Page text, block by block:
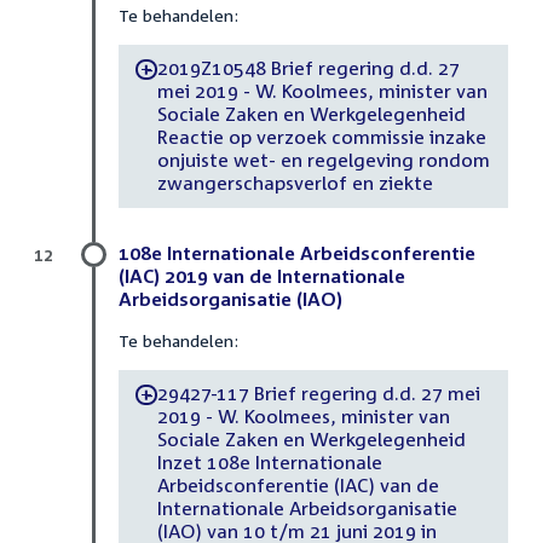
Te behandelen:
-2019Z10548 Brief regering d.d. 27
mei 2019 - W. Koolmees, minister van
Sociale Zaken en Werkgelegenheid
Reactie op verzoek commissie inzake
onjuiste wet- en regelgeving rondom
zwangerschapsverlof en ziekte
108e Internationale Arbeidsconferentie
(IAC) 2019 van de Internationale
Arbeidsorganisatie (IAO)
Te behandelen:
-29427-117 Brief regering d.d. 27 mei
2019 - W. Koolmees, minister van
Sociale Zaken en Werkgelegenheid
Inzet 108e Internationale
Arbeidsconferentie (IAC) van de
Internationale Arbeidsorganisatie
(IAO) van 10 t/m 21 juni 2019 in
12